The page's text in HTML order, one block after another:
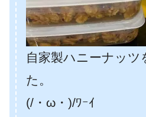
自家製ハニーナッツ
た。
(/・ω・)/ﾜｰｲ